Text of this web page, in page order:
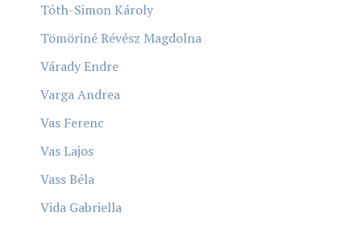
Tóth-Simon Károly
Tömöriné Révész Magdolna
Várady Endre
Varga Andrea
Vas Ferenc
Vas Lajos
Vass Béla
Vida Gabriella